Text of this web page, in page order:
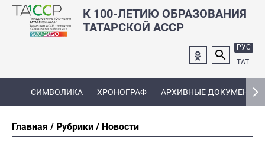
К 100-ЛЕТИЮ ОБРАЗОВАНИЯ
ТАТАРСКОЙ АССР
РУС
ТАТ
СИМВОЛИКА ХРОНОГРАФ АРХИВНЫЕ ДОКУМЕНТЫ
Главная Рубрики Новости